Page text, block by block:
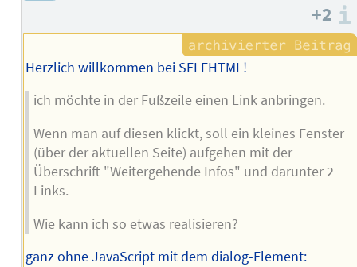
+2
Herzlich willkommen bei SELFHTML!
ich möchte in der Fußzeile einen Link anbringen.
Wenn man auf diesen klickt, soll ein kleines Fenster
(über der aktuellen Seite) aufgehen mit der
Überschrift "Weitergehende Infos" und darunter 2
Links.
Wie kann ich so etwas realisieren?
ganz ohne JavaScript mit dem dialog-Element: